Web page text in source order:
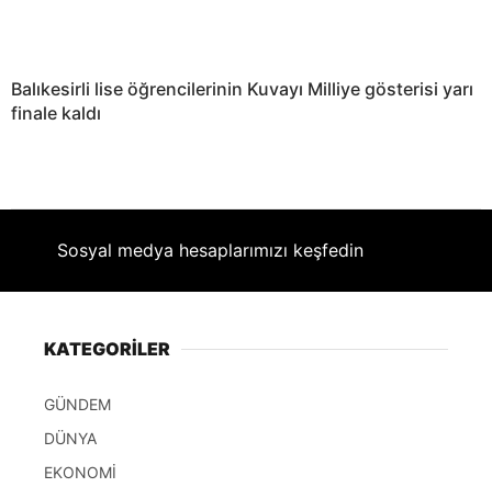
Balıkesirli lise öğrencilerinin Kuvayı Milliye gösterisi yarı
finale kaldı
Sosyal medya hesaplarımızı keşfedin
KATEGORİLER
GÜNDEM
DÜNYA
EKONOMİ